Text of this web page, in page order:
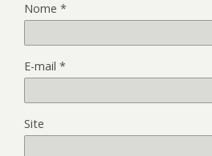
Nome *
E-mail *
Site